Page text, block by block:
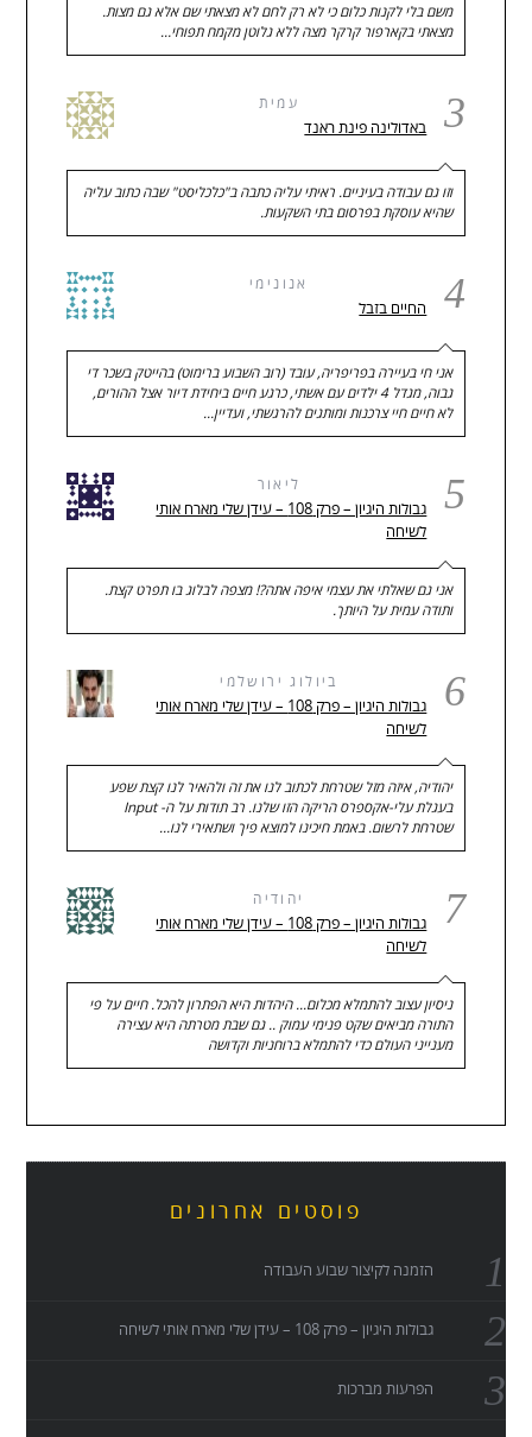
משם בלי לקנות כלום כי לא רק לחם לא מצאתי שם אלא גם מצות.
מצאתי בקארפור קרקר מצה ללא גלוטן מקמח תפוחי…
3 עמית
באדולינה פינת ראנד
וזו גם עבודה בעיניים. ראיתי עליה כתבה ב"כלכליסט" שבה כתוב עליה
שהיא עוסקת בפרסום בתי השקעות.
4 אנונימי
החיים בזבל
אני חי בעיירה בפריפריה, עובד (רוב השבוע ברימוט) בהייטק בשכר די
גבוה, מגדל 4 ילדים עם אשתי, כרגע חיים ביחידת דיור אצל ההורים,
לא חיים חיי צרכנות ומותגים להרגשתי, ועדיין…
5 ליאור
גבולות היגיון – פרק 108 – עידן שלי מארח אותי
לשיחה
אני גם שאלתי את עצמי איפה אתה?! מצפה לבלוג בו תפרט קצת.
ותודה עמית על היותך.
6 ביולוג ירושלמי
גבולות היגיון – פרק 108 – עידן שלי מארח אותי
לשיחה
יהודיה, איזה מזל שטרחת לכתוב לנו את זה ולהאיר לנו קצת שפע
בעגלת עלי-אקספרס הריקה הזו שלנו. רב תודות על ה- Input
שטרחת לרשום. באמת חיכינו למוצא פיך ושתאירי לנו…
7 יהודיה
גבולות היגיון – פרק 108 – עידן שלי מארח אותי
לשיחה
ניסיון עצוב להתמלא מכלום... היהדות היא הפתרון להכל. חיים על פי
התורה מביאים שקט פנימי עמוק .. גם שבת מטרתה היא עצירה
מענייני העולם כדי להתמלא ברוחניות וקדושה
פוסטים אחרונים
הזמנה לקיצור שבוע העבודה
גבולות היגיון – פרק 108 – עידן שלי מארח אותי לשיחה
הפרעות מברכות